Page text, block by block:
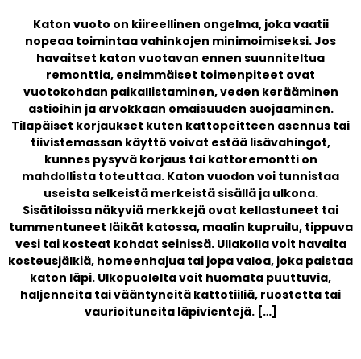
Katon vuoto on kiireellinen ongelma, joka vaatii
nopeaa toimintaa vahinkojen minimoimiseksi. Jos
havaitset katon vuotavan ennen suunniteltua
remonttia, ensimmäiset toimenpiteet ovat
vuotokohdan paikallistaminen, veden kerääminen
astioihin ja arvokkaan omaisuuden suojaaminen.
Tilapäiset korjaukset kuten kattopeitteen asennus tai
tiivistemassan käyttö voivat estää lisävahingot,
kunnes pysyvä korjaus tai kattoremontti on
mahdollista toteuttaa. Katon vuodon voi tunnistaa
useista selkeistä merkeistä sisällä ja ulkona.
Sisätiloissa näkyviä merkkejä ovat kellastuneet tai
tummentuneet läikät katossa, maalin kupruilu, tippuva
vesi tai kosteat kohdat seinissä. Ullakolla voit havaita
kosteusjälkiä, homeenhajua tai jopa valoa, joka paistaa
katon läpi. Ulkopuolelta voit huomata puuttuvia,
haljenneita tai vääntyneitä kattotiiliä, ruostetta tai
vaurioituneita läpivientejä. […]